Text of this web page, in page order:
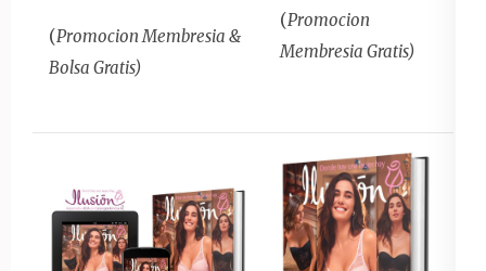
(Promocion Membresia &
Bolsa Gratis)
(Promocion
Membresia Gratis)